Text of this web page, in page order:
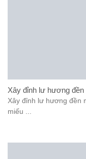
Xây đỉnh lư hương đền
Xây đỉnh lư hương đền
miếu ...